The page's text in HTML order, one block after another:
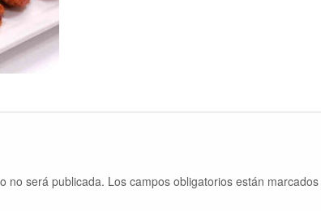
no será publicada. Los campos obligatorios están marcados